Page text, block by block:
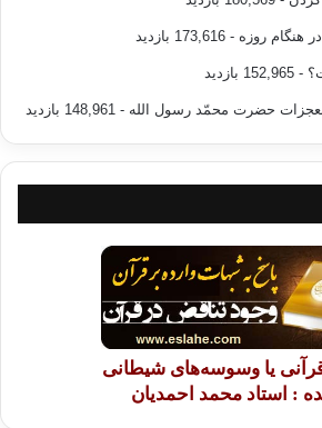
هنگام روزه - 173,616 بازدید
- 152,965 بازدید
حضرت محمّد رسول الله - 148,961 بازدید
یا وسوسه‌های شیطانی
: استاد محمد احمدیان